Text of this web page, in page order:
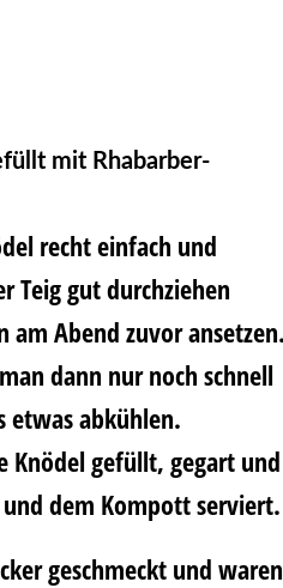
mit Rhabarber-
recht einfach und
Teig gut durchziehen
am Abend zuvor
dann nur noch schnell
etwas abkühlen.
Knödel gefüllt, gegart und
dem Kompott serviert.
geschmeckt und waren